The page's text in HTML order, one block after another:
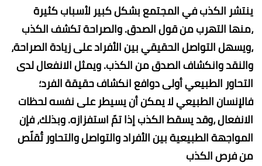
ينتشر الكذب في المجتمع بشكل كبير لأسباب كثيرة
،منها التهرب من قول الصدق. والصراحة تكشف الكذب
،ويسهل التواصل الحقيقي بين الأفراد على زيادة الصراحة،
والنقد وانكشاف الصدق من الكذب. ويمثل الانفعال لدى
التحاور الطبيعي أولى دوافع انكشاف حقيقة الفرد؛
فالإنسان الطبيعي لا يمكن أن يسيطر على نفسه لحظات
الانفعال ،وقد يسقط الكذب إذا تمّ استفزازه. وبذلك، فإن
المواجهة الطبيعية بين الأفراد والتواصل والتحاور تُقلّص
من فرص الكذب